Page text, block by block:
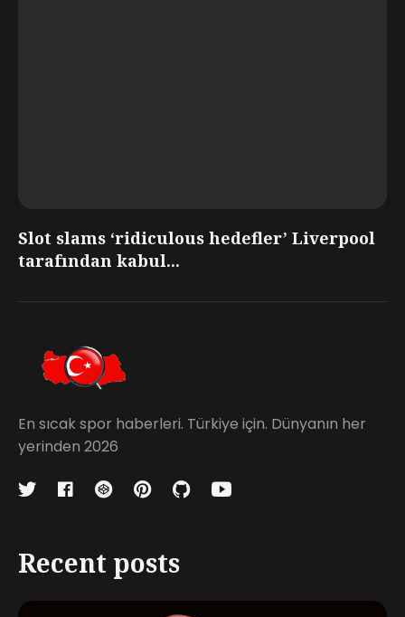
Slot slams ‘ridiculous hedefler’ Liverpool
tarafından kabul...
En sıcak spor haberleri. Türkiye için. Dünyanın her
yerinden 2026
Recent posts